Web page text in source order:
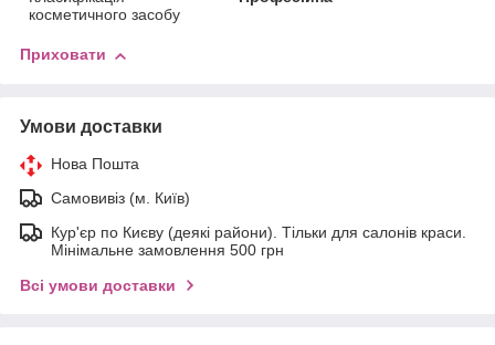
косметичного засобу
Приховати
Умови доставки
Нова Пошта
Самовивіз (м. Київ)
Кур'єр по Києву (деякі райони). Тільки для салонів краси.
Мінімальне замовлення 500 грн
Всі умови доставки